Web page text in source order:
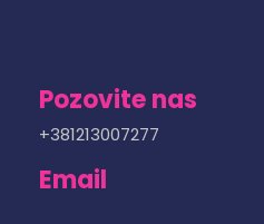
Pozovite nas
+381213007277
Email